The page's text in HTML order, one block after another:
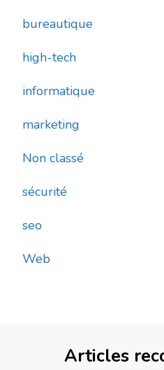
bureautique
high-tech
informatique
marketing
Non classé
sécurité
seo
Web
Articles